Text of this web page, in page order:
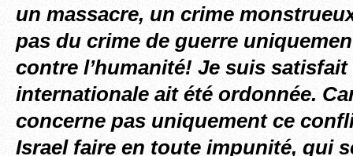
un massacre, un crime
pas du crime de guerre
contre l’humanité! Je suis
internationale ait été ordonnée.
concerne pas uniquement ce
Israel faire en toute impunité, qui